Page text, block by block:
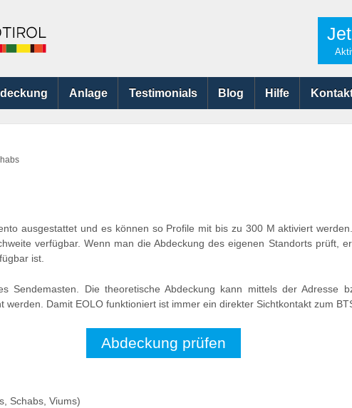
Anlage Testimonials Blog Hilfe
ausgestattet und es können so Profile mit bis zu 300 M aktiviert
verfügbar. Wenn man die Abdeckung des eigenen Standorts prüft,
ist.
Sendemasten. Die theoretische Abdeckung kann mittels der Adresse
werden. Damit EOLO funktioniert ist immer ein direkter Sichtkontakt zum
Abdeckung prüfen
Schabs, Viums)